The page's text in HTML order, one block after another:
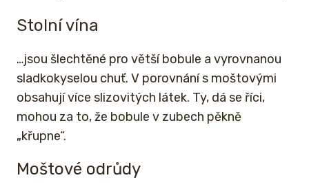
Stolní vína
…jsou šlechtěné pro větší bobule a vyrovnanou
sladkokyselou chuť. V porovnání s moštovými
obsahují více slizovitých látek. Ty, dá se říci,
mohou za to, že bobule v zubech pěkně
„křupne“.
Moštové odrůdy